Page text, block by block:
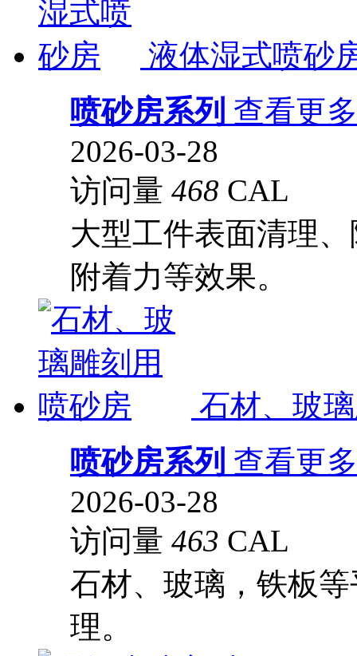
液体湿式喷砂
喷砂房系列 查看更多
2026-03-28
访问量 468 CAL
大型工件表面清理
附着力等效果。
石材、玻
喷砂房系列 查看更多
2026-03-28
访问量 463 CAL
石材、玻璃，铁板
理。